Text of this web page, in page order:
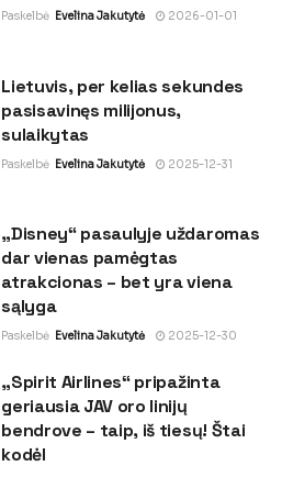
Paskelbė Evelina Jakutytė 2026-01-01
Lietuvis, per kelias sekundes
pasisavinęs milijonus,
sulaikytas
Paskelbė Evelina Jakutytė 2025-12-31
„Disney“ pasaulyje uždaromas
dar vienas pamėgtas
atrakcionas – bet yra viena
sąlyga
Paskelbė Evelina Jakutytė 2025-12-30
„Spirit Airlines“ pripažinta
geriausia JAV oro linijų
bendrove – taip, iš tiesų! Štai
kodėl